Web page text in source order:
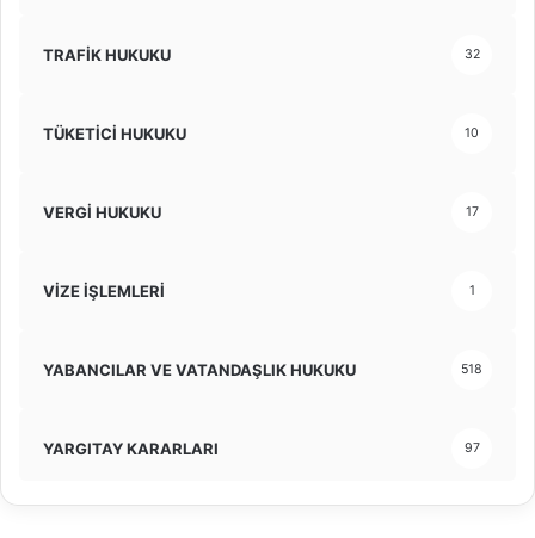
TRAFİK HUKUKU 32
TÜKETİCİ HUKUKU 10
VERGİ HUKUKU 17
VİZE İŞLEMLERİ 1
YABANCILAR VE VATANDAŞLIK HUKUKU 518
YARGITAY KARARLARI 97